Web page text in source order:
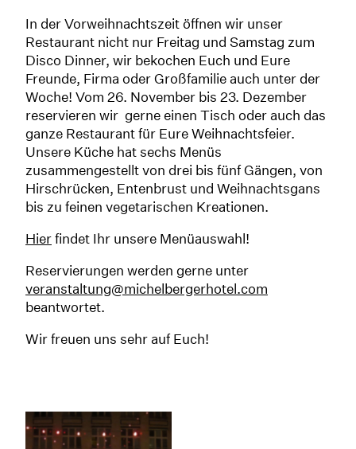
In der Vorweihnachtszeit öffnen wir unser
Restaurant nicht nur Freitag und Samstag zum
Disco Dinner, wir bekochen Euch und Eure
Freunde, Firma oder Großfamilie auch unter der
Woche! Vom 26. November bis 23. Dezember
reservieren wir gerne einen Tisch oder auch das
ganze Restaurant für Eure Weihnachtsfeier.
Unsere Küche hat sechs Menüs
zusammengestellt von drei bis fünf Gängen, von
Hirschrücken, Entenbrust und Weihnachtsgans
bis zu feinen vegetarischen Kreationen.
Hierfindet Ihr unsere Menüauswahl!
Reservierungen werden gerne unter
veranstaltung@michelbergerhotel.com
beantwortet.
Wir freuen uns sehr auf Euch!